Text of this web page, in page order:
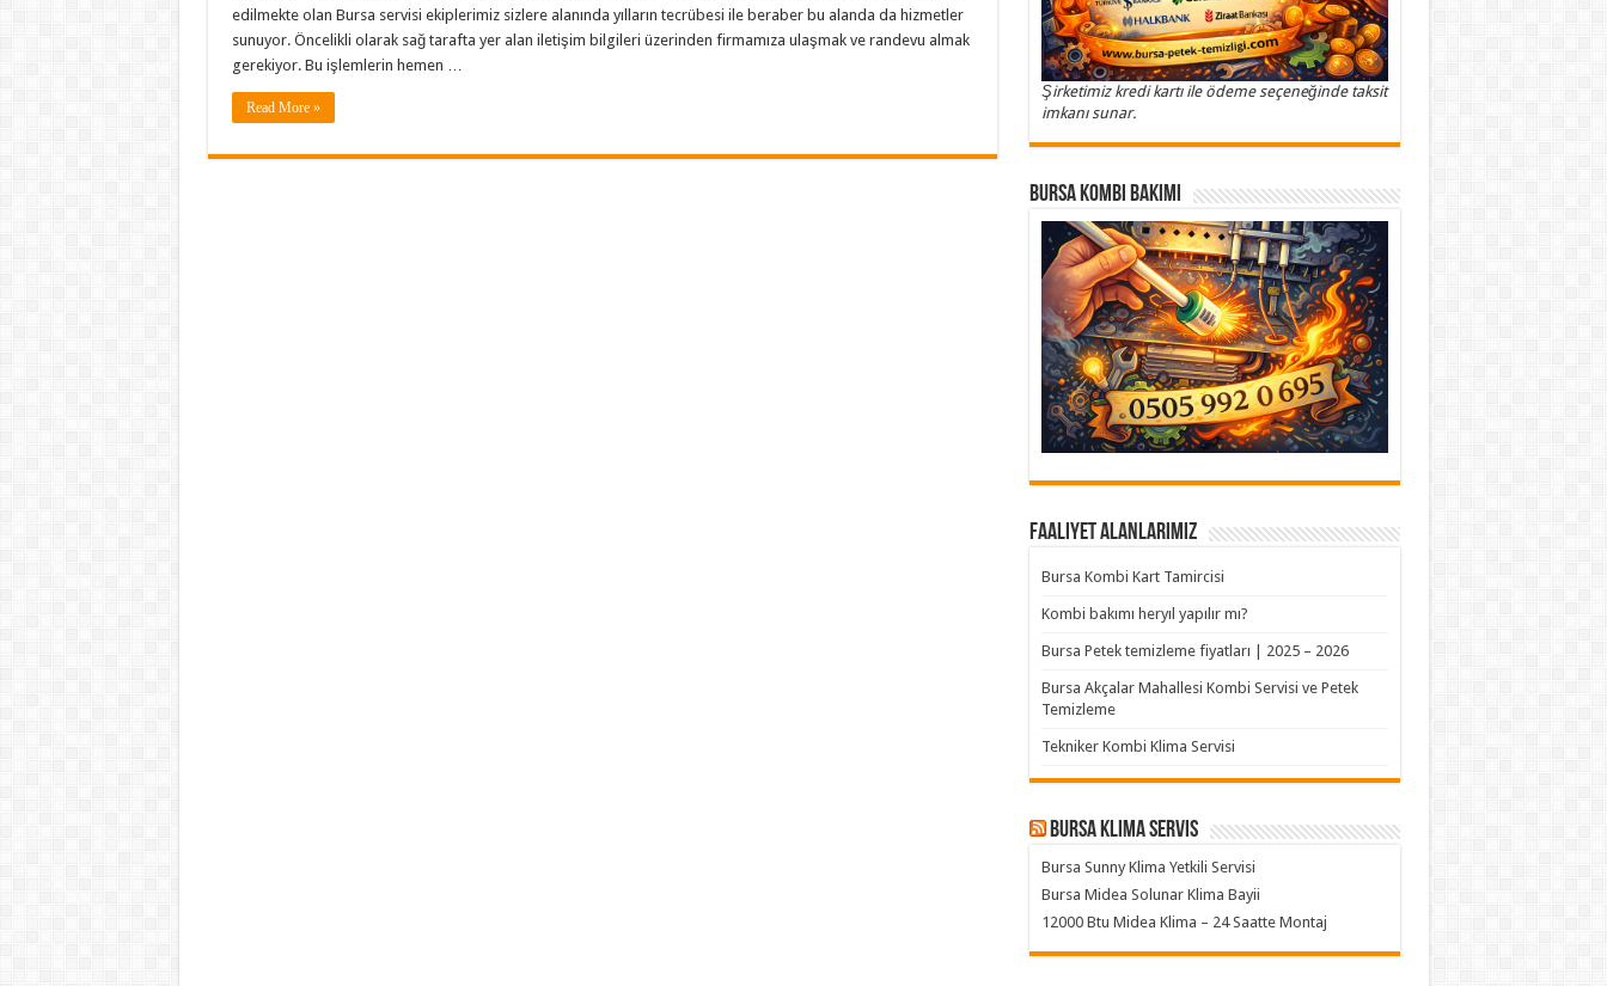
edilmekte olan Bursa servisi ekiplerimiz sizlere alanında yılların tecrübesi ile beraber bu alanda da hizmetler
sunuyor. Öncelikli olarak sağ tarafta yer alan iletişim bilgileri üzerinden firmamıza ulaşmak ve randevu almak
gerekiyor. Bu işlemlerin hemen …
Read More »
Şirketimiz kredi kartı ile ödeme seçeneğinde taksit
imkanı sunar.
Bursa Kombi Bakımı
Faaliyet Alanlarımız
Bursa Kombi Kart Tamircisi
Kombi bakımı heryıl yapılır mı?
Bursa Petek temizleme fiyatları | 2025 – 2026
Bursa Akçalar Mahallesi Kombi Servisi ve Petek
Temizleme
Tekniker Kombi Klima Servisi
Bursa klima servis
Bursa Sunny Klima Yetkili Servisi
Bursa Midea Solunar Klima Bayii
12000 Btu Midea Klima – 24 Saatte Montaj